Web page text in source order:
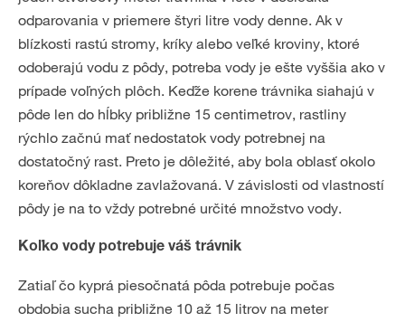
odparovania v priemere štyri litre vody denne. Ak v
blízkosti rastú stromy, kríky alebo veľké kroviny, ktoré
odoberajú vodu z pôdy, potreba vody je ešte vyššia ako v
prípade voľných plôch. Keďže korene trávnika siahajú v
pôde len do hĺbky približne 15 centimetrov, rastliny
rýchlo začnú mať nedostatok vody potrebnej na
dostatočný rast. Preto je dôležité, aby bola oblasť okolo
koreňov dôkladne zavlažovaná. V závislosti od vlastností
pôdy je na to vždy potrebné určité množstvo vody.
Koľko vody potrebuje váš trávnik
Zatiaľ čo kyprá piesočnatá pôda potrebuje počas
obdobia sucha približne 10 až 15 litrov na meter